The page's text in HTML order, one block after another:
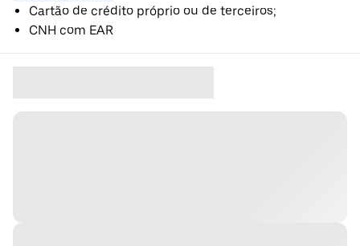
Cartão de crédito próprio ou de terceiros;
CNH com EAR